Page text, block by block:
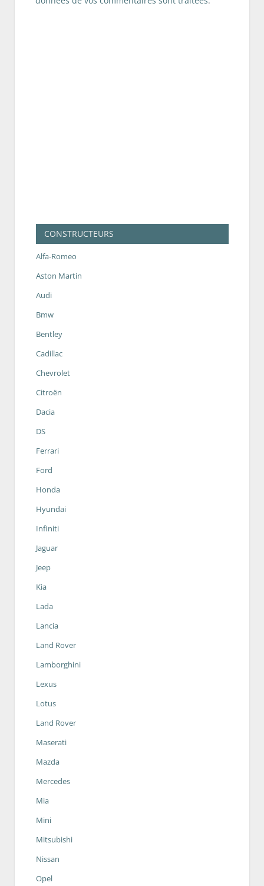
CONSTRUCTEURS
Alfa-Romeo
Aston Martin
Audi
Bmw
Bentley
Cadillac
Chevrolet
Citroën
Dacia
DS
Ferrari
Ford
Honda
Hyundai
Infiniti
Jaguar
Jeep
Kia
Lada
Lancia
Land Rover
Lamborghini
Lexus
Lotus
Land Rover
Maserati
Mazda
Mercedes
Mia
Mini
Mitsubishi
Nissan
Opel